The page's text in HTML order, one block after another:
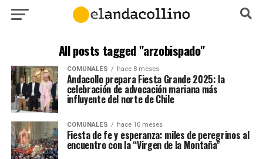
All posts tagged "arzobispado"
COMUNALES hace 8 meses
Andacollo prepara Fiesta Grande 2025: la
celebración de advocación mariana más
influyente del norte de Chile
COMUNALES hace 10 meses
Fiesta de fe y esperanza: miles de peregrinos al
encuentro con la “Virgen de la Montaña”